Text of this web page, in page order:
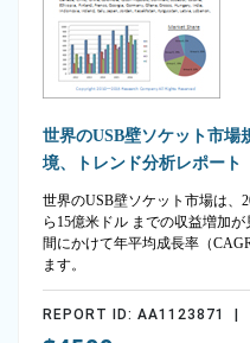
世界のUSB壁ソケット市場
境、トレンド分析レポート
世界のUSB壁ソケット市場は、
ら15億米ドル までの収益増加
間にかけて年平均成長率（
ます。
REPORT ID: AA1123871